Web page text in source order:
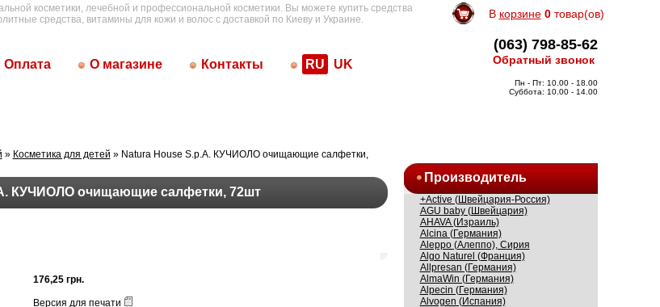
косметики, лечебной и профессиональной косметики. Вы можете купить средства
средства, витамины для кожи и волос с доставкой по Киеву и Украине.
Оплата О магазине Контакты RU UK
В корзине 0товар(ов)
(063) 798-85-62
Обратный звонок
Пн - Пт: 10.00 - 18.00
Суббота: 10.00 - 14.00
» Косметика для детей » Natura House S.p.A. КУЧИОЛО очищающие салфетки,
КУЧИОЛО очищающие салфетки, 72шт
176,25 грн.
Версия для печати
Производитель
+Active (Швейцария-Россия)
AGU baby (Швейцария)
AHAVA (Израиль)
Alcina (Германия)
Aleppo (Алеппо), Сирия
Algo Naturel (Франция)
Allpresan (Германия)
AlmaWin (Германия)
Alpecin (Германия)
Alvogen (Испания)